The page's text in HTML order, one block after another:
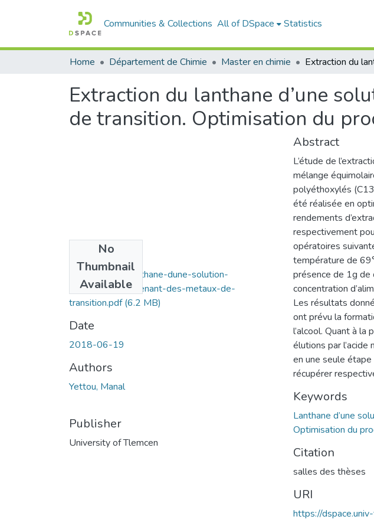
Communities & Collections All of DSpace Statistics
Home Département de Chimie Master en chimie
Extraction du lanthane d’une
de transition. Optimisation du
No
Thumbnail
Available
Extraction-du-lanthane-dune-solution-
synthetique-contenant-des-metaux-de-
transition.pdf(6.2 MB)
Date
2018-06-19
Authors
Yettou, Manal
Publisher
University of Tlemcen
Abstract
L’étude de
mélange
polyéthoxylés
été réalisée en
rendements
respectivement
opératoires
température de
présence de 1g de
concentration
Les résultats
ont prévu la
l’alcool. Quant à
élutions par
en une seule
récupérer
Keywords
Lanthane d’une
Optimisation du
Citation
salles des thèses
URI
https://